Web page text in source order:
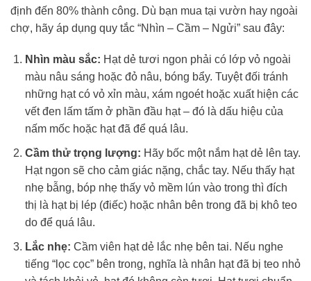
định đến 80% thành công. Dù bạn mua tại vườn hay ngoài
chợ, hãy áp dụng quy tắc “Nhìn – Cầm – Ngửi” sau đây:
Nhìn màu sắc: Hạt dẻ tươi ngon phải có lớp vỏ ngoài
màu nâu sáng hoặc đỏ nâu, bóng bẩy. Tuyệt đối tránh
những hạt có vỏ xỉn màu, xám ngoét hoặc xuất hiện các
vết đen lấm tấm ở phần đầu hạt – đó là dấu hiệu của
nấm mốc hoặc hạt đã để quá lâu.
Cầm thử trọng lượng: Hãy bốc một nắm hạt dẻ lên tay.
Hạt ngon sẽ cho cảm giác nặng, chắc tay. Nếu thấy hạt
nhẹ bẫng, bóp nhẹ thấy vỏ mềm lún vào trong thì đích
thị là hạt bị lép (điếc) hoặc nhân bên trong đã bị khô teo
do để quá lâu.
Lắc nhẹ: Cầm viên hạt dẻ lắc nhẹ bên tai. Nếu nghe
tiếng “lọc cọc” bên trong, nghĩa là nhân hạt đã bị teo nhỏ